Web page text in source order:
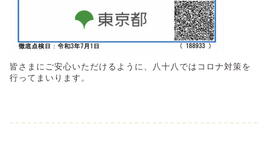
皆さまにご安心いただけるように、八十八ではコロナ対策を
行ってまいります。